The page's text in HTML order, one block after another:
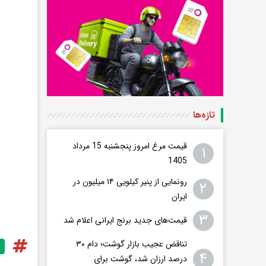
تازه‌ها
۱
قیمت مرغ امروز پنجشنبه 15 مرداد
1405
۲
رونمایی از پنیر کیلویی ۱۴ میلیون در
ایران
۳ قیمت‌های جدید برنج ایرانی اعلام شد
۴
تناقض عجیب بازار گوشت؛ دام ۳۰
درصد ارزان شد، گوشت برای